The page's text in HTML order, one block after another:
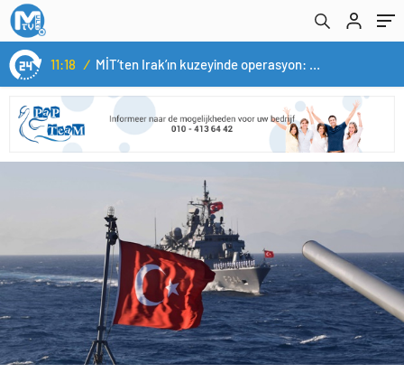
14:05 / Yerli otomobil TOGG’un ustaları burada yetişecek